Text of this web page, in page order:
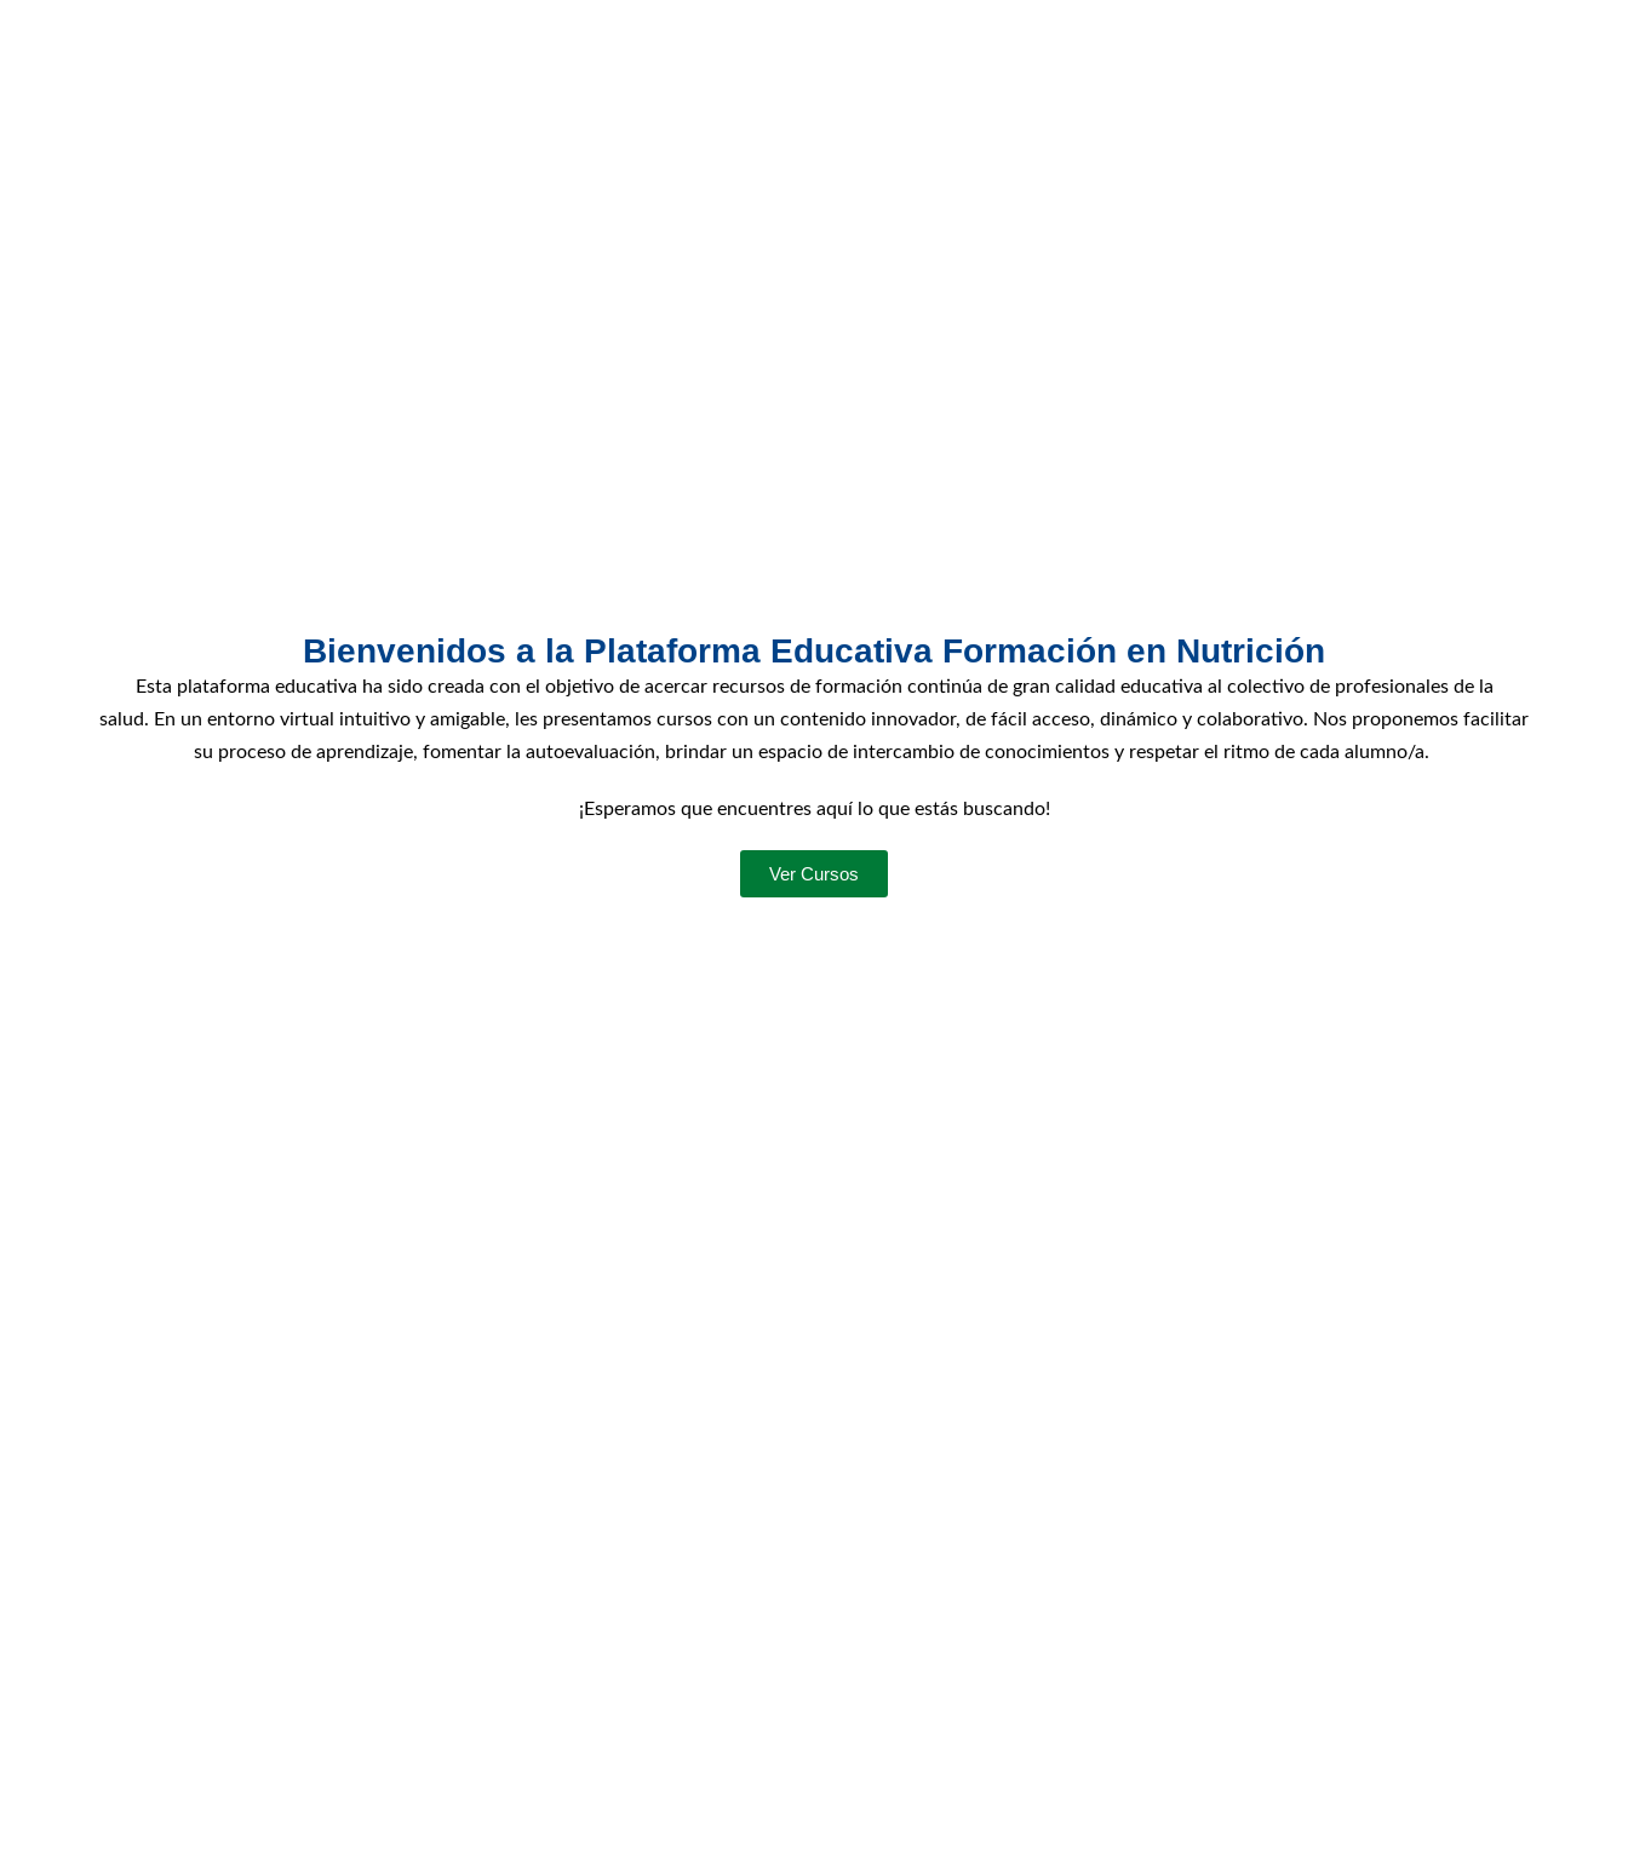
Bienvenidos a la Plataforma Educativa Formación en Nutrición
Esta plataforma educativa ha sido creada con el objetivo de acercar recursos de formación continúa de gran calidad educativa al colectivo de profesionales de la
salud. En un entorno virtual intuitivo y amigable, les presentamos cursos con un contenido innovador, de fácil acceso, dinámico y colaborativo. Nos proponemos facilitar
su proceso de aprendizaje, fomentar la autoevaluación, brindar un espacio de intercambio de conocimientos y respetar el ritmo de cada alumno/a.
¡Esperamos que encuentres aquí lo que estás buscando!
Ver Cursos